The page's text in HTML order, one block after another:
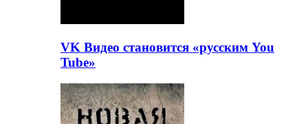
VK Видео становится «русским You
Tube»